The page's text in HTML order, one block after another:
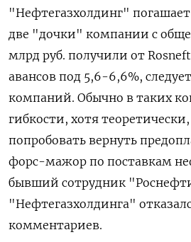
"Нефтегазхолдинг"
две "дочки" компании с
млрд руб. получили от
авансов под 5,6-6,6%,
компаний. Обычно в таких
гибкости, хотя
попробовать вернуть
форс-мажор по поставкам
бывший сотрудник
"Нефтегазхолдинга"
комментариев.